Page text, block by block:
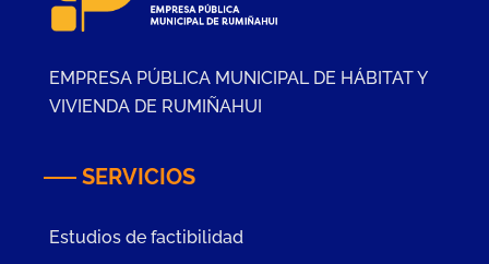
EMPRESA PÚBLICA MUNICIPAL DE HÁBITAT Y
VIVIENDA DE RUMIÑAHUI
SERVICIOS
Estudios de factibilidad